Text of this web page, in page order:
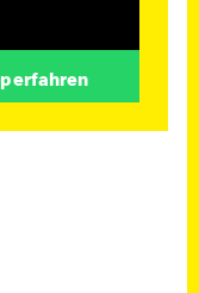
erfahren